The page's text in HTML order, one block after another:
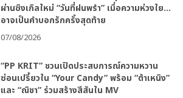
ผ่านซิงเกิลใหม่ “วันที่ฝนพรำ” เมื่อความห่วงใย…
อาจเป็นคำบอกรักครั้งสุดท้าย
07/08/2026
“PP KRIT” ชวนเปิดประสบการณ์ความหวาน
ซ่อนเปรี้ยวใน “Your Candy” พร้อม “ต้าเหนิง”
และ “ณิชา” ร่วมสร้างสีสันใน MV